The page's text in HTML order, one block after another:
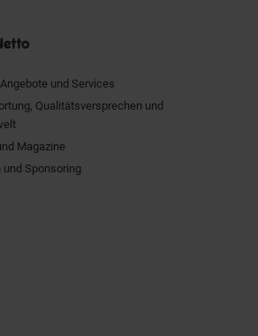
und Services
Qualitätsversprechen und
Magazine
und Sponsoring